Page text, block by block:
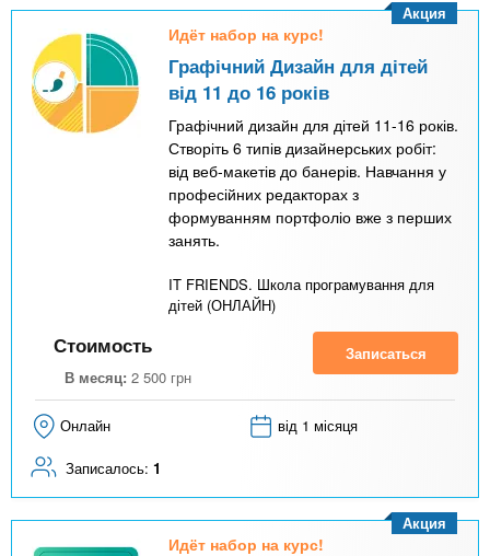
Идёт набор на курс!
Графічний Дизайн для дітей
від 11 до 16 років
Графічний дизайн для дітей 11-16 років.
Створіть 6 типів дизайнерських робіт:
від веб-макетів до банерів. Навчання у
професійних редакторах з
формуванням портфоліо вже з перших
занять.
IT FRIENDS. Школа програмування для
дітей (ОНЛАЙН)
Акция
Стоимость
В месяц: 2 500 грн
Записаться
Онлайн від 1 місяця
Записалось: 1
Идёт набор на курс!
Акция